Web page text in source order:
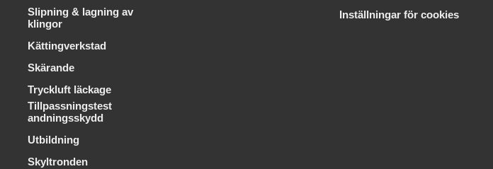
Slipning & lagning av
klingor
Kättingverkstad
Skärande
Tryckluft läckage
Tillpassningstest
andningsskydd
Utbildning
Skyltronden
Inställningar för cookies